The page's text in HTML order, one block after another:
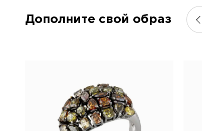
Дополните свой образ